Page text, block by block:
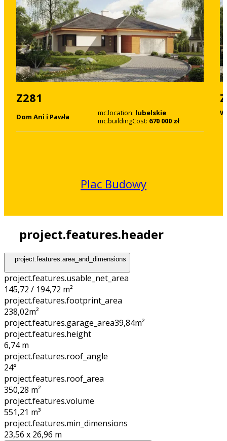
Z281
Dom Ani i Pawła mc.location: lubelskie
mc.buildingCost: 670 000 zł
Plac Budowy
project.features.header
project.features.area_and_dimensions
project.features.usable_net_area
145,72 / 194,72 m²
project.features.footprint_area
238,02m²
project.features.garage_area39,84m²
project.features.height
6,74m
project.features.roof_angle
24°
project.features.roof_area
350,28 m²
project.features.volume
551,21 m³
project.features.min_dimensions
23,56 x 26,96 m